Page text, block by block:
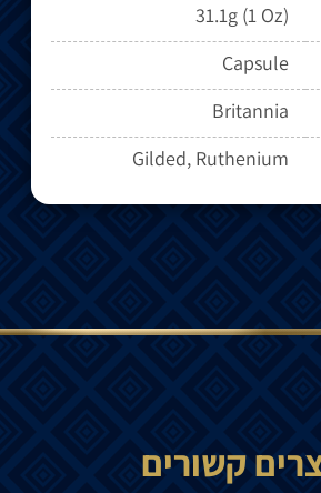
31.1g (1 Oz)
Capsule
Britannia
Gilded, Ruthenium
קשורים